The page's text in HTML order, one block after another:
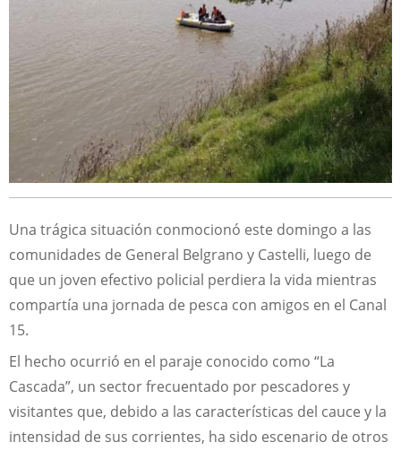
Una trágica situación conmocionó este domingo a las
comunidades de General Belgrano y Castelli, luego de
que un joven efectivo policial perdiera la vida mientras
compartía una jornada de pesca con amigos en el Canal
15.
El hecho ocurrió en el paraje conocido como “La
Cascada”, un sector frecuentado por pescadores y
visitantes que, debido a las características del cauce y la
intensidad de sus corrientes, ha sido escenario de otros